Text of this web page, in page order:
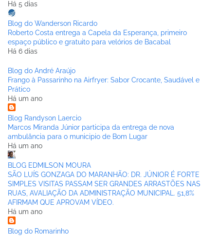
Há 5 dias
Blog do Wanderson Ricardo
Roberto Costa entrega a Capela da Esperança, primeiro
espaço público e gratuito para velórios de Bacabal
Há 6 dias
Blog do André Araújo
Frango à Passarinho na Airfryer: Sabor Crocante, Saudável e
Prático
Há um ano
Blog Randyson Laercio
Marcos Miranda Júnior participa da entrega de nova
ambulância para o municipio de Bom Lugar
Há um ano
BLOG EDMILSON MOURA
SÃO LUÍS GONZAGA DO MARANHÃO: DR. JÚNIOR É FORTE
SIMPLES VISITAS PASSAM SER GRANDES ARRASTÕES NAS
RUAS, AVALIAÇÃO DA ADMINISTRAÇÃO MUNICIPAL. 51,8%
AFIRMAM QUE APROVAM VÍDEO.
Há um ano
Blog do Romarinho